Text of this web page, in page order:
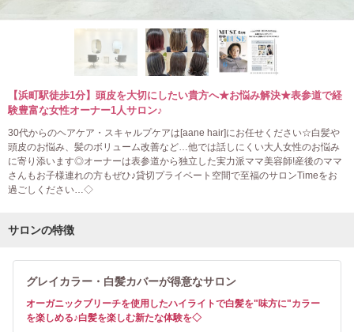
【浜町駅徒歩1分】頭皮を大切にしたい貴方へ★お悩み解決★表参道で経
験豊富な女性オーナー1人サロン♪
30代からのヘアケア・スキャルプケアは[aane hair]にお任せください☆白髪や
頭皮のお悩み、髪のボリューム改善など…他では話しにくい大人女性のお悩み
に寄り添います◎オーナーは表参道から独立した実力派ママ美容師!産後のママ
さんもお子様連れの方もぜひ♪貸切プライベート空間で至福のサロンTimeをお
過ごしください…◇
サロンの特徴
グレイカラー・白髪カバーが得意なサロン
オーガニックブリーチを使用したハイライトで白髪を"味方に"カラー
を楽しめる♪白髪を楽しむ新たな体験を◇